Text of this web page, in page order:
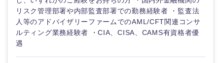
リスク管理部署や内部監査部署での勤務経験者 ・監査法
人等のアドバイザリーファームでのAML/CFT関連コンサ
ルティング業務経験者 ・CIA、CISA、CAMS有資格者優
遇